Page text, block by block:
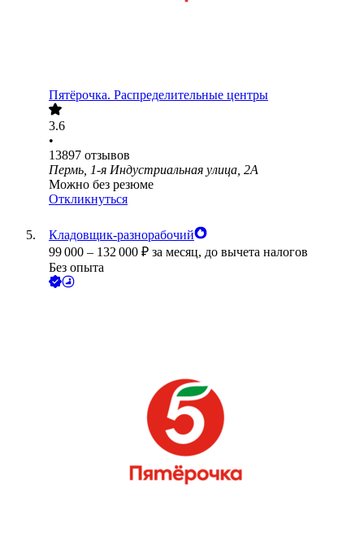
Пятёрочка. Распределительные центры
3.6
•
13897 отзывов
Пермь, 1-я Индустриальная улица, 2А
Можно без резюме
Откликнуться
Кладовщик-разнорабочий
99 000 – 132 000 ₽ за месяц, до вычета налогов
Без опыта